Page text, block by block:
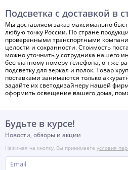
Подсветка с доставкой в
Мы доставляем заказ максимально
любую точку России. По стране
проверенными транспортными
целости и сохранности. Стоимость
можно уточнить у сотрудника нашего
бесплатному номеру телефона, он же
подсветку для зеркал и полок. Товар
поставками занимаются только
задайте их светодизайнеру нашей
оформить освещение вашего дома,
Будьте в курсе!
Новости, обзоры и акции
Нажимая на кнопку, Вы принимаете условия